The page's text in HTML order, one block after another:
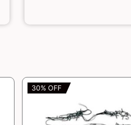
30% OFF